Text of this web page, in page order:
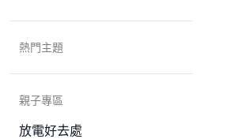
熱門主題
親子專區
放電好去處